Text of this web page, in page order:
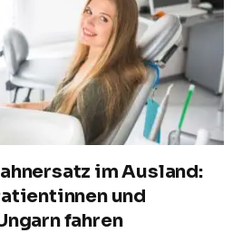
im Ausland:
und
fahren